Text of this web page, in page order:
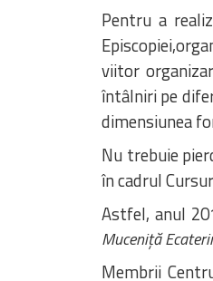
Pentru a
viitor
întâlniri pe
dimensiunea
Nu trebuie
în cadrul
Astfel, anul
Muceniță
Membrii